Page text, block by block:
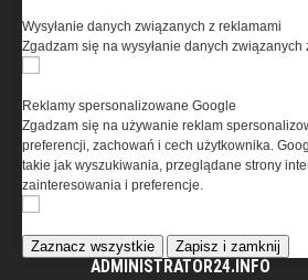
BOSP wchodzi na
rynek. Obuwie
jednostkami
ADMINISTRATOR24.INFO
Wysyłanie danych związanych z reklamami
Zgadzam się na wysyłanie danych
Reklamy spersonalizowane Google
Zgadzam się na używanie reklam
preferencji, zachowań i cech użytkownika.
takie jak wyszukiwania, przeglądane strony
zainteresowania i preferencje.
Zaznacz wszystkie Zapisz i zamknij